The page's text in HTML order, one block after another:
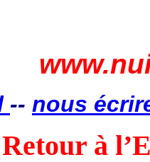
-- nous
à